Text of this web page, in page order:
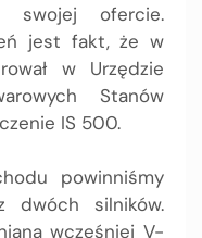
swojej ofercie.
jest fakt, że w
w Urzędzie
Stanów
IS 500.
powinniśmy
dwóch silników.
wcześniej V-